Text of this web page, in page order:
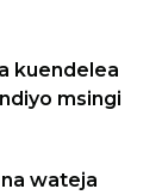
kuendelea
msingi
wateja